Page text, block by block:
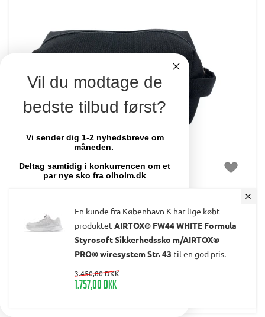
CAR-B0000555-001
På lager. 1-2 dages levering.
Carhartt® NYHED! - Fedt design og slidstærkt gear
En kunde fra København K har lige købt
produktet AIRTOX® FW44 WHITE Formula
Styrosoft Sikkerhedssko m/AIRTOX®
PRO® wiresystem Str. 43 til en god pris.
3.450,00 DKK
1.757,00 DKK
Vil du modtage de
bedste tilbud først?
Vi sender dig 1-2 nyhedsbreve om
måneden.
Deltag samtidig i konkurrencen om et
par nye sko fra olholm.dk
TILMELD MIG
Nej tak